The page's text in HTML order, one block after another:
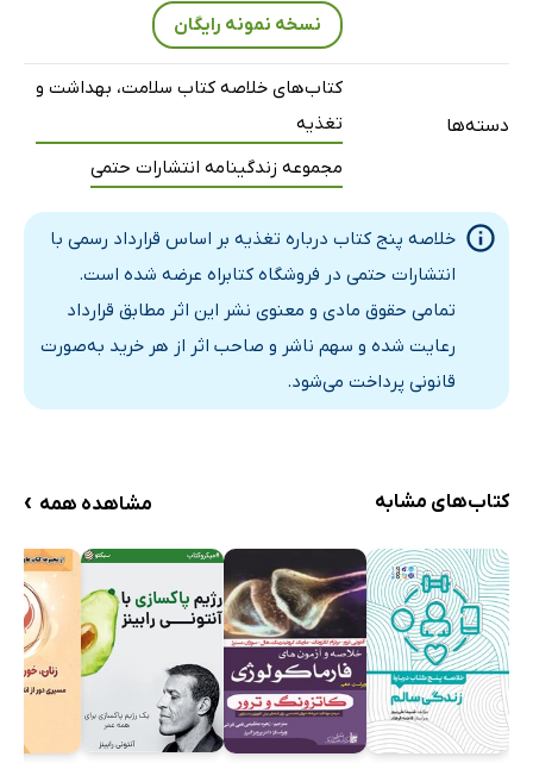
نسخه نمونه رایگان
دسته‌ها
کتاب‌های خلاصه کتاب سلامت، بهداشت و
تغذیه
مجموعه زندگینامه انتشارات حتمی
خلاصه پنج کتاب درباره تغذیه بر اساس قرارداد رسمی با
انتشارات حتمی در فروشگاه کتابراه عرضه شده است.
تمامی حقوق مادی و معنوی نشر این اثر مطابق قرارداد
رعایت شده و سهم ناشر و صاحب اثر از هر خرید به‌صورت
قانونی پرداخت می‌شود.
کتاب‌های مشابه مشاهده همه ›